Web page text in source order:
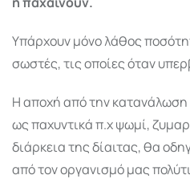
Υπάρχουν μόνο λάθος
σωστές, τις οποίες όταν
Η αποχή από την
ως παχυντικά π.χ ψωμί,
διάρκεια της δίαιτας, θα
από τον οργανισμό μας